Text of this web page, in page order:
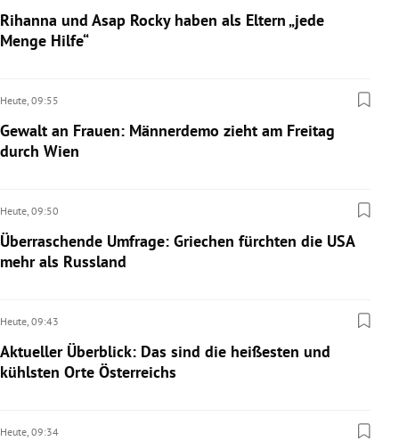
Rihanna und Asap Rocky haben als Eltern „jede
Menge Hilfe“
Heute, 09:55
Gewalt an Frauen: Männerdemo zieht am Freitag
durch Wien
Heute, 09:50
Überraschende Umfrage: Griechen fürchten die USA
mehr als Russland
Heute, 09:43
Aktueller Überblick: Das sind die heißesten und
kühlsten Orte Österreichs
Heute, 09:34